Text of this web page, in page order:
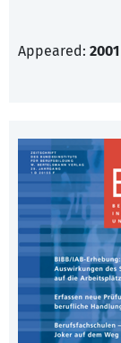
Appeared: 2001